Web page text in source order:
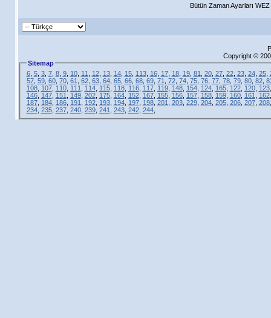
Bütün Zaman Ayarları
Copyright ©
Sitemap
6, 5, 3, 7, 8, 9, 10, 11 12, 13, 14, 15, 113, 16, 17, 18, 19, 81 20, 27, 22, 23, 24, 25,
57, 59, 60, 70, 61 62, 63, 64, 65, 66, 68, 69, 71 72, 74, 75, 76, 77, 78, 79, 80, 82,
108, 107, 110, 111 114, 115, 118, 116, 117, 119, 148, 154, 124, 165, 122, 120, 123
146, 147, 151 149, 202, 175, 164, 152, 167, 155, 156, 157, 158, 159, 160, 161 162
187, 184, 186, 191 192, 193, 194, 197, 198, 201 203, 229, 204, 205, 206, 207, 208
234, 235, 237, 240, 239, 241 243, 242, 244,